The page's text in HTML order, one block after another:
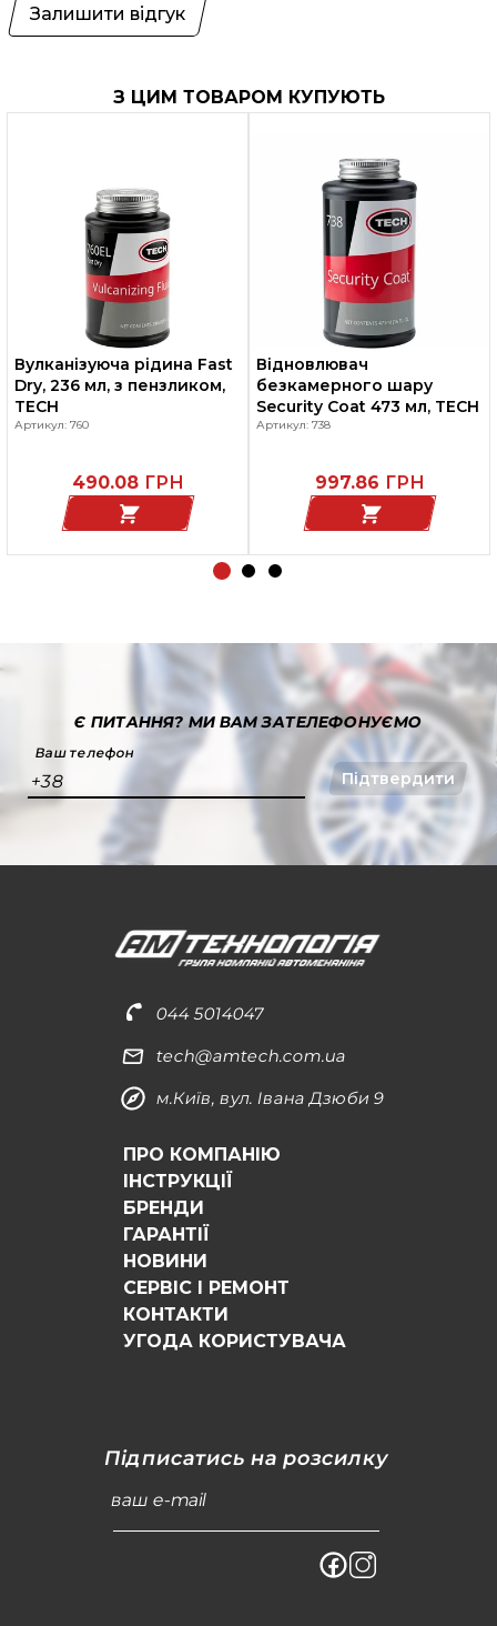
Залишити відгук
З ЦИМ ТОВАРОМ КУПУЮТЬ
Вулканізуюча рідина Fast
Dry, 236 мл, з пензликом,
TECH
Артикул: 760
490.08 ГРН
Відновлювач
безкамерного шару
Security Coat 473 мл, TECH
Артикул: 738
997.86 ГРН
Є ПИТАННЯ?МИ ВАМ ЗАТЕЛЕФОНУЄМО
Ваш телефон
+38 Підтвердити
044 5014047
tech@amtech.com.ua
м.Київ, вул. Івана Дзюби 9
ПРО КОМПАНІЮ
ІНСТРУКЦІЇ
БРЕНДИ
ГАРАНТІЇ
НОВИНИ
СЕРВІС І РЕМОНТ
КОНТАКТИ
УГОДА КОРИСТУВАЧА
Підписатись на розсилку
ваш e-mail